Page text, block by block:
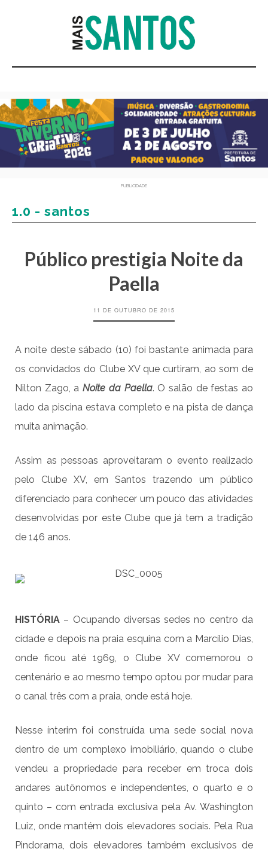
PUBLICIDADE
1.0 - santos
Público prestigia Noite da
Paella
11 DE OUTUBRO DE 2015
A noite deste sábado (10) foi bastante animada para
os convidados do Clube XV que curtiram, ao som de
Nilton Zago, aNoite da Paella. O salão de festas ao
lado da piscina estava completo e na pista de dança
muita animação.
Assim as pessoas aproveitaram o evento realizado
pelo Clube XV, em Santos trazendo um público
diferenciado para conhecer um pouco das atividades
desenvolvidas por este Clube que já tem a tradição
de 146 anos.
HISTÓRIA – Ocupando diversas sedes no centro da
cidade e depois na praia esquina com a Marcílio Dias,
onde ficou até 1969, o Clube XV comemorou o
centenário e ao mesmo tempo optou por mudar para
o canal três com a praia, onde está hoje.
Nesse ínterim foi construída uma sede social nova
dentro de um complexo imobiliário, quando o clube
vendeu a propriedade para receber em troca dois
andares autônomos e independentes, o quarto e o
quinto – com entrada exclusiva pela Av. Washington
Luiz, onde mantém dois elevadores sociais. Pela Rua
Pindorama, dois elevadores também exclusivos de